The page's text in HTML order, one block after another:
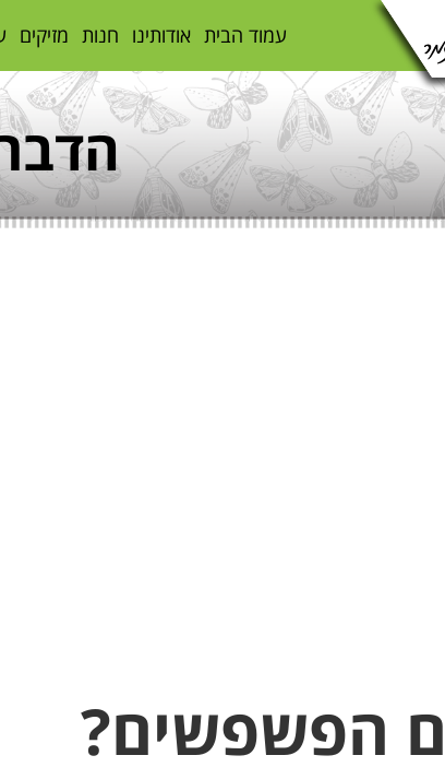
עמוד הבית אודותינו חנות מזיקים
הפשפשים?